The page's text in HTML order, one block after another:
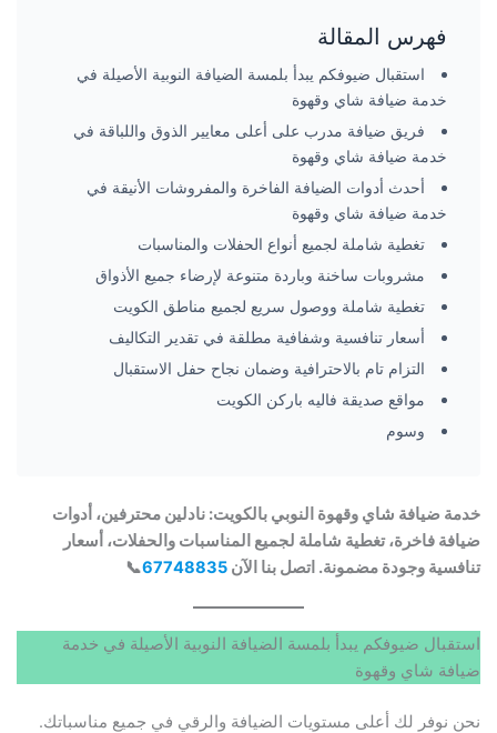
فهرس المقالة
استقبال ضيوفكم يبدأ بلمسة الضيافة النوبية الأصيلة في
خدمة ضيافة شاي وقهوة
فريق ضيافة مدرب على أعلى معايير الذوق واللباقة في
خدمة ضيافة شاي وقهوة
أحدث أدوات الضيافة الفاخرة والمفروشات الأنيقة في
خدمة ضيافة شاي وقهوة
تغطية شاملة لجميع أنواع الحفلات والمناسبات
مشروبات ساخنة وباردة متنوعة لإرضاء جميع الأذواق
تغطية شاملة ووصول سريع لجميع مناطق الكويت
أسعار تنافسية وشفافية مطلقة في تقدير التكاليف
التزام تام بالاحترافية وضمان نجاح حفل الاستقبال
مواقع صديقة فاليه باركن الكويت
وسوم
خدمة ضيافة شاي وقهوة النوبي بالكويت: نادلين محترفين، أدوات
ضيافة فاخرة، تغطية شاملة لجميع المناسبات والحفلات، أسعار
تنافسية وجودة مضمونة. اتصل بنا الآن67748835
📞
استقبال ضيوفكم يبدأ بلمسة الضيافة النوبية الأصيلة في خدمة
ضيافة شاي وقهوة
نحن نوفر لك أعلى مستويات الضيافة والرقي في جميع مناسباتك.